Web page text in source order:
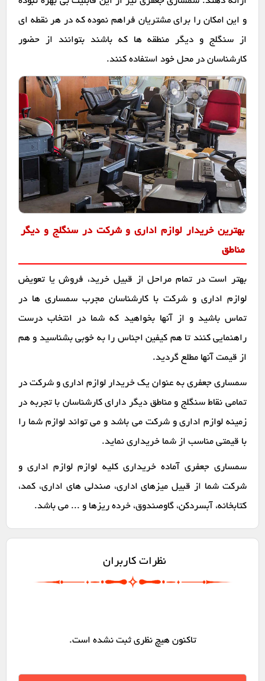
و این امکان را برای مشتریان فراهم نموده که در هر نقطه ای
از سنگلج و دیگر منطقه ها که باشند بتوانند از حضور
کارشناسان در محل خود استفاده کنند.
بهترین خریدار لوازم اداری و شرکت در سنگلج و دیگر
مناطق
بهتر است در تمام مراحل از قبیل خرید، فروش یا تعویض
لوازم اداری و شرکت با کارشناسان مجرب سمساری ها در
تماس باشید و از آنها بخواهید که شما در انتخاب درست
راهنمایی کنند تا هم کیفین اجناس را به خوبی بشناسید و هم
از قیمت آنها مطلع گردید.
سمساری جعفری به عنوان یک خریدار لوازم اداری و شرکت در
تمامی نقاط سنگلج و مناطق دیگر دارای کارشناسان با تجربه در
زمینه لوازم اداری و شرکت می باشد و می تواند لوازم شما را
با قیمتی مناسب از شما خریداری نماید.
سمساری جعفری آماده خریداری کلیه لوازم لوازم اداری و
شرکت شما از قبیل میزهای اداری، صندلی های اداری، کمد،
کتابخانه، آبسردکن، گاوصندوق، خرده ریزها و ... می باشد.
نظرات کاربران
تاکنون هیچ نظری ثبت نشده است.